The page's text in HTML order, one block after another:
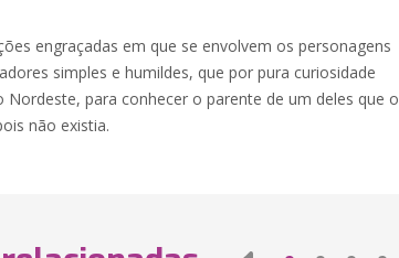
engraçadas em que se envolvem os personagens
simples e humildes, que por pura curiosidade
para conhecer o parente de um deles que o
não existia.